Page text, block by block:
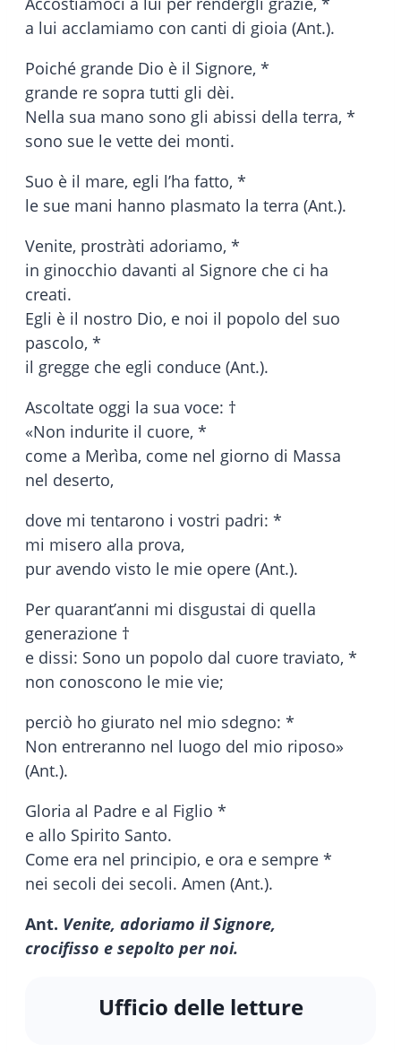
a lui acclamiamo con canti di gioia (Ant.).
Poiché grande Dio è il Signore, *
grande re sopra tutti gli dèi.
Nella sua mano sono gli abissi della terra, *
sono sue le vette dei monti.
Suo è il mare, egli l’ha fatto, *
le sue mani hanno plasmato la terra (Ant.).
Venite, prostràti adoriamo, *
in ginocchio davanti al Signore che ci ha
creati.
Egli è il nostro Dio, e noi il popolo del suo
pascolo, *
il gregge che egli conduce (Ant.).
Ascoltate oggi la sua voce: †
«Non indurite il cuore, *
come a Merìba, come nel giorno di Massa
nel deserto,
dove mi tentarono i vostri padri: *
mi misero alla prova,
pur avendo visto le mie opere (Ant.).
Per quarant’anni mi disgustai di quella
generazione †
e dissi: Sono un popolo dal cuore traviato, *
non conoscono le mie vie;
perciò ho giurato nel mio sdegno: *
Non entreranno nel luogo del mio riposo»
(Ant.).
Gloria al Padre e al Figlio *
e allo Spirito Santo.
Come era nel principio, e ora e sempre *
nei secoli dei secoli. Amen (Ant.).
Ant. Venite, adoriamo il Signore,
crocifisso e sepolto per noi.
Ufficio delle letture